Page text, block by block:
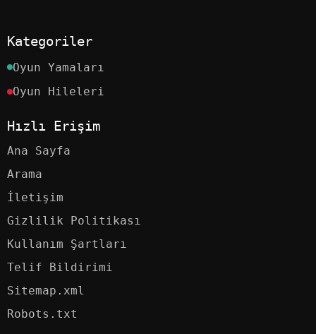
Kategoriler
Oyun Yamaları
Oyun Hileleri
Hızlı Erişim
Ana Sayfa
Arama
İletişim
Gizlilik Politikası
Kullanım Şartları
Telif Bildirimi
Sitemap.xml
Robots.txt